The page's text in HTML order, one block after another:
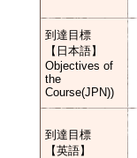
到達目標
【日本語】
Objectives of
the
Course(JPN))
到達目標
【英語】